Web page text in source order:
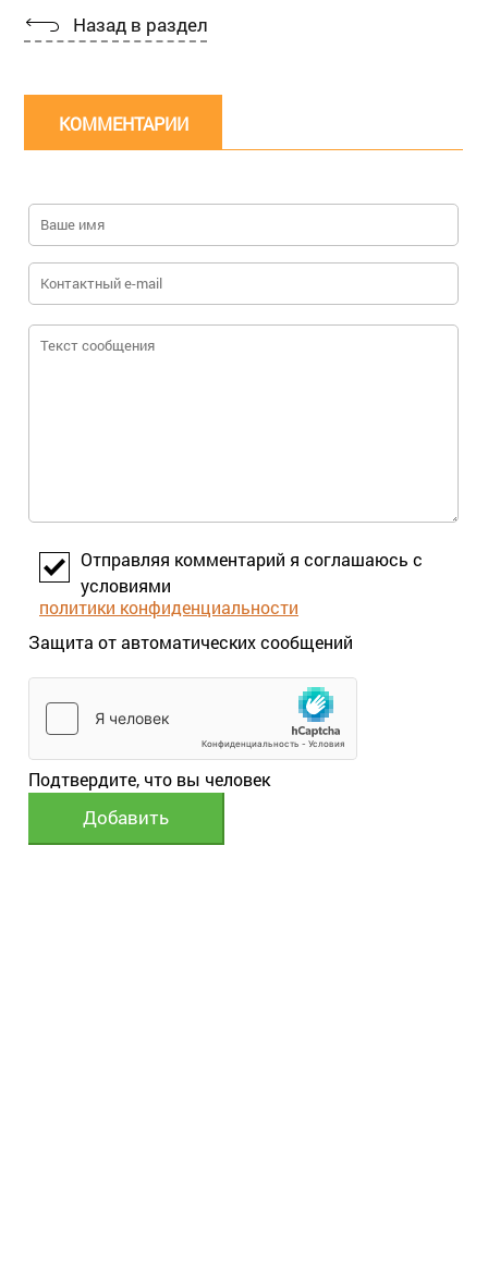
Назад в раздел
КОММЕНТАРИИ
Отправляя комментарий я соглашаюсь с
условиями
политики конфиденциальности
Защита от автоматических сообщений
Подтвердите, что вы человек